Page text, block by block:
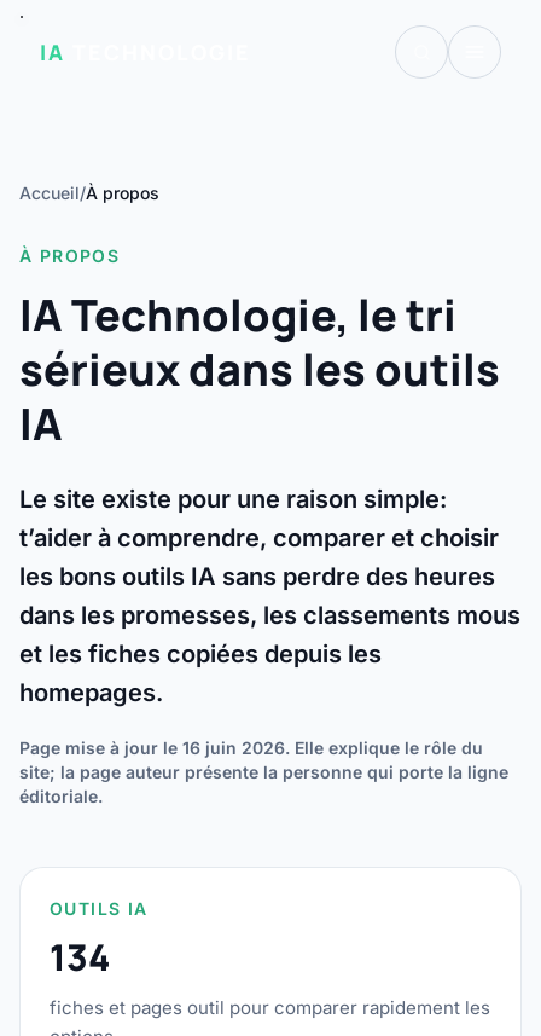
IA
Accueil/À propos
À PROPOS
IA Technologie, le tri
sérieux dans les outils
IA
Le site existe pour une raison simple:
t’aider à comprendre, comparer et choisir
les bons outils IA sans perdre des heures
dans les promesses, les classements mous
et les fiches copiées depuis les
homepages.
Page mise à jour le 16 juin 2026. Elle explique le rôle du
site; la page auteur présente la personne qui porte la ligne
éditoriale.
OUTILS IA
134
fiches et pages outil pour comparer rapidement les